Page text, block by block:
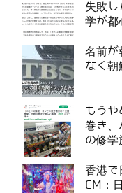
失敗し
学が都
名前が
なく朝
もうや
巻き、
の修学
香港で
CM：